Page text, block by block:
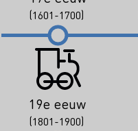
(1601-1700)
19e eeuw
(1801-1900)